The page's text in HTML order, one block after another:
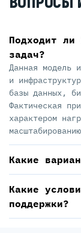
Подходит ли
задач?
Данная модель
и
базы данных,
Фактическая
характером
Какие
Какие
поддержки?